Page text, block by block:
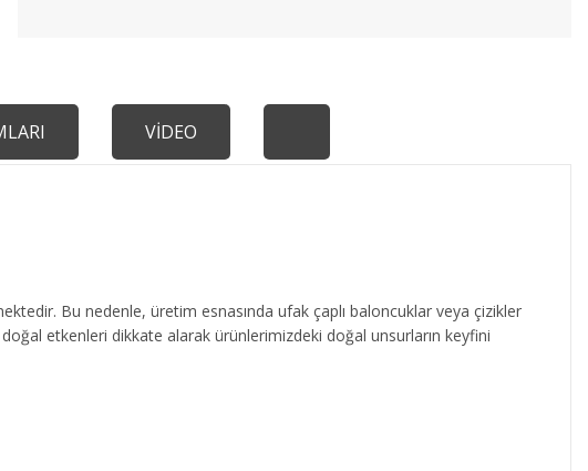
VİDEO
Bu nedenle, üretim esnasında ufak çaplı baloncuklar veya çizikler
etkenleri dikkate alarak ürünlerimizdeki doğal unsurların keyfini